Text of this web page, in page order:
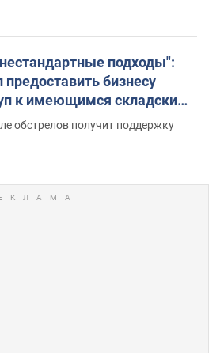
подходы":
бизнесу
к имеющимся складским
обстрелов получит поддержку